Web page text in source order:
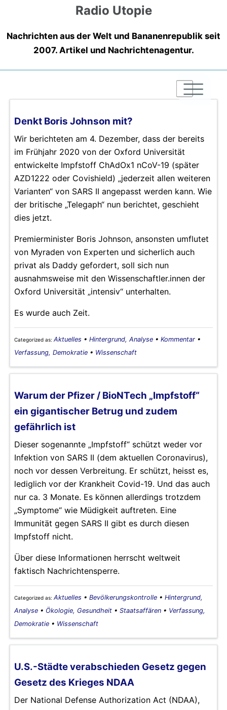
Radio Utopie
Nachrichten aus der Welt und Bananenrepublik seit
2007. Artikel und Nachrichtenagentur.
|
|
|
Denkt Boris Johnson mit?
Wir berichteten am 4. Dezember, dass der bereits
im Frühjahr 2020 von der Oxford Universität
entwickelte Impfstoff ChAdOx1 nCoV-19 (später
AZD1222 oder Covishield) „jederzeit allen weiteren
Varianten“ von SARS II angepasst werden kann. Wie
der britische „Telegaph“ nun berichtet, geschieht
dies jetzt.
Premierminister Boris Johnson, ansonsten umflutet
von Myraden von Experten und sicherlich auch
privat als Daddy gefordert, soll sich nun
ausnahmsweise mit den Wissenschaftler.innen der
Oxford Universität „intensiv“ unterhalten.
Es wurde auch Zeit.
Categorized as: Aktuelles • Hintergrund, Analyse • Kommentar •
Verfassung, Demokratie • Wissenschaft
Warum der Pfizer / BioNTech „Impfstoff“
ein gigantischer Betrug und zudem
gefährlich ist
Dieser sogenannte „Impfstoff“ schützt weder vor
Infektion von SARS II (dem aktuellen Coronavirus),
noch vor dessen Verbreitung. Er schützt, heisst es,
lediglich vor der Krankheit Covid-19. Und das auch
nur ca. 3 Monate. Es können allerdings trotzdem
„Symptome“ wie Müdigkeit auftreten. Eine
Immunität gegen SARS II gibt es durch diesen
Impfstoff nicht.
Über diese Informationen herrscht weltweit
faktisch Nachrichtensperre.
Categorized as: Aktuelles • Bevölkerungskontrolle • Hintergrund,
Analyse • Ökologie, Gesundheit • Staatsaffären • Verfassung,
Demokratie • Wissenschaft
U.S.-Städte verabschieden Gesetz gegen
Gesetz des Krieges NDAA
Der National Defense Authorization Act (NDAA),